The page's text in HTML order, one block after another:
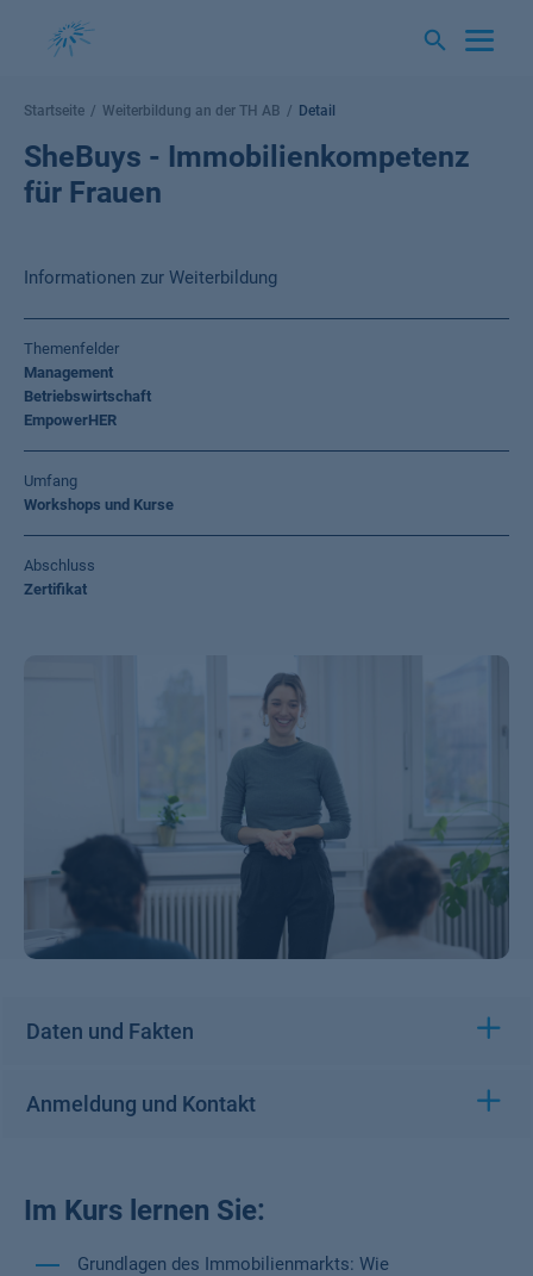
Startseite Weiterbildung an der TH AB Detail
SheBuys - Immobilienkompetenz
für Frauen
Informationen zur Weiterbildung
Themenfelder
Management
Betriebswirtschaft
EmpowerHER
Umfang
Workshops und Kurse
Abschluss
Zertifikat
Daten und Fakten
Anmeldung und Kontakt
Im Kurs lernen Sie:
Grundlagen des Immobilienmarkts: Wie